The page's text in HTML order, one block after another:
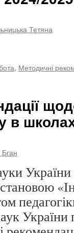
Тетяна
, Методичні
в
України